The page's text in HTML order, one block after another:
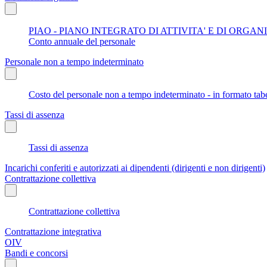
PIAO - PIANO INTEGRATO DI ATTIVITA' E DI
Conto annuale del personale
Personale non a tempo indeterminato
Costo del personale non a tempo indeterminato - in formato
Tassi di assenza
Tassi di assenza
Incarichi conferiti e autorizzati ai dipendenti (dirigenti e non dirigenti)
Contrattazione collettiva
Contrattazione collettiva
Contrattazione integrativa
OIV
Bandi e concorsi